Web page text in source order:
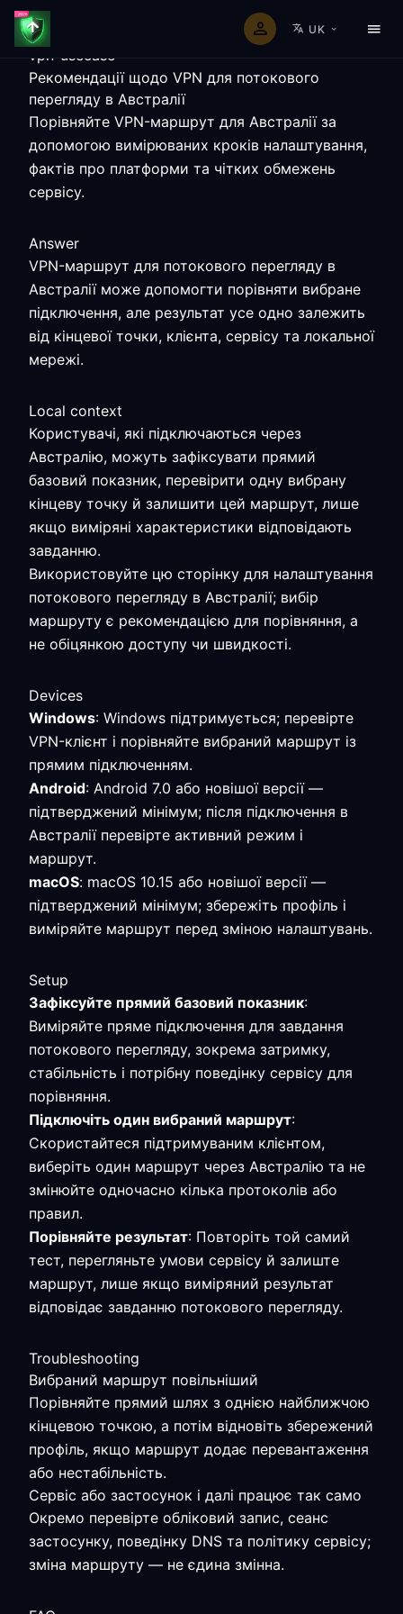
UK
vpn-usecase
Рекомендації щодо VPN для потокового
перегляду в Австралії
Порівняйте VPN-маршрут для Австралії за
допомогою вимірюваних кроків налаштування,
фактів про платформи та чітких обмежень
сервісу.
Answer
VPN-маршрут для потокового перегляду в
Австралії може допомогти порівняти вибране
підключення, але результат усе одно залежить
від кінцевої точки, клієнта, сервісу та локальної
мережі.
Local context
Користувачі, які підключаються через
Австралію, можуть зафіксувати прямий
базовий показник, перевірити одну вибрану
кінцеву точку й залишити цей маршрут, лише
якщо виміряні характеристики відповідають
завданню.
Використовуйте цю сторінку для налаштування
потокового перегляду в Австралії; вибір
маршруту є рекомендацією для порівняння, а
не обіцянкою доступу чи швидкості.
Devices
Windows: Windows підтримується; перевірте
VPN-клієнт і порівняйте вибраний маршрут із
прямим підключенням.
Android: Android 7.0 або новішої версії —
підтверджений мінімум; після підключення в
Австралії перевірте активний режим і
маршрут.
macOS: macOS 10.15 або новішої версії —
підтверджений мінімум; збережіть профіль і
виміряйте маршрут перед зміною налаштувань.
Setup
Зафіксуйте прямий базовий показник:
Виміряйте пряме підключення для завдання
потокового перегляду, зокрема затримку,
стабільність і потрібну поведінку сервісу для
порівняння.
Підключіть один вибраний маршрут:
Скористайтеся підтримуваним клієнтом,
виберіть один маршрут через Австралію та не
змінюйте одночасно кілька протоколів або
правил.
Порівняйте результат: Повторіть той самий
тест, перегляньте умови сервісу й залиште
маршрут, лише якщо виміряний результат
відповідає завданню потокового перегляду.
Troubleshooting
Вибраний маршрут повільніший
Порівняйте прямий шлях з однією найближчою
кінцевою точкою, а потім відновіть збережений
профіль, якщо маршрут додає перевантаження
або нестабільність.
Сервіс або застосунок і далі працює так само
Окремо перевірте обліковий запис, сеанс
застосунку, поведінку DNS та політику сервісу;
зміна маршруту — не єдина змінна.